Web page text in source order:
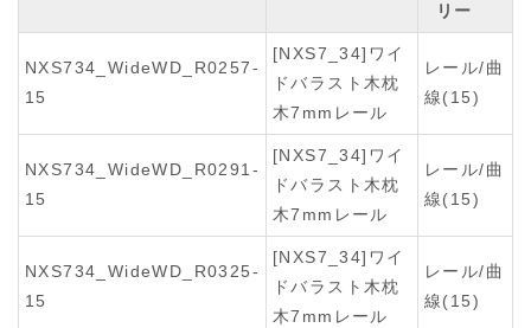
リー
NXS734_WideWD_R0257-
15
[NXS7_34]ワイ
ドバラスト木枕
木7mmレール
レール/曲
線(15)
NXS734_WideWD_R0291-
15
[NXS7_34]ワイ
ドバラスト木枕
木7mmレール
レール/曲
線(15)
NXS734_WideWD_R0325-
15
[NXS7_34]ワイ
ドバラスト木枕
木7mmレール
レール/曲
線(15)